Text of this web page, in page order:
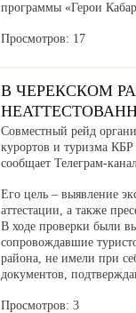
программы «Герои
Просмотров: 17
В ЧЕРЕКСКОМ
Совместный рейд
курортов и туризма КБР
сообщает Телеграм-
Его цель – выявление
аттестации, а также
В ходе проверки были
сопровождавшие
района, не имели при
документов,
Просмотров: 3